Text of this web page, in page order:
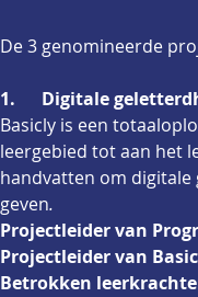
De 3 genomineerde
1.      Digitale
Basicly is een
leergebied tot aan het
handvatten om
geven.
Projectleider van
Projectleider van
Betrokken